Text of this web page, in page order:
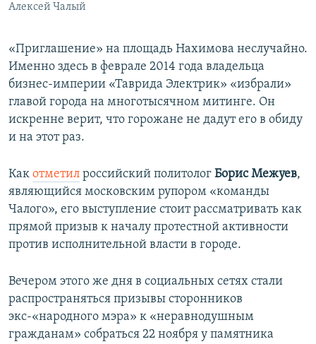
Алексей Чалый
«Приглашение» на площадь Нахимова неслучайно.
Именно здесь в феврале 2014 года владельца
бизнес-империи «Таврида Электрик» «избрали»
главой города на многотысячном митинге. Он
искренне верит, что горожане не дадут его в обиду
и на этот раз.
Как отметил российский политолог Борис Межуев,
являющийся московским рупором «команды
Чалого», его выступление стоит рассматривать как
прямой призыв к началу протестной активности
против исполнительной власти в городе.
Вечером этого же дня в социальных сетях стали
распространяться призывы сторонников
экс-«народного мэра» к «неравнодушным
гражданам» собраться 22 ноября у памятника